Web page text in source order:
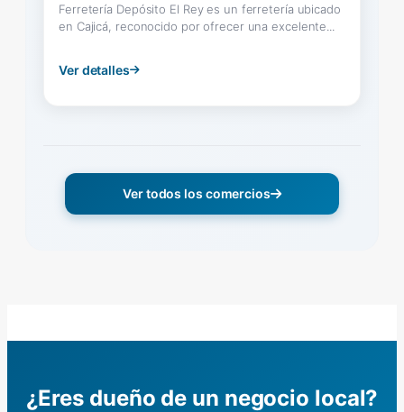
Ferretería Depósito El Rey es un ferretería ubicado
en Cajicá, reconocido por ofrecer una excelente...
Ver detalles
Ver todos los comercios
¿Eres dueño de un negocio local?